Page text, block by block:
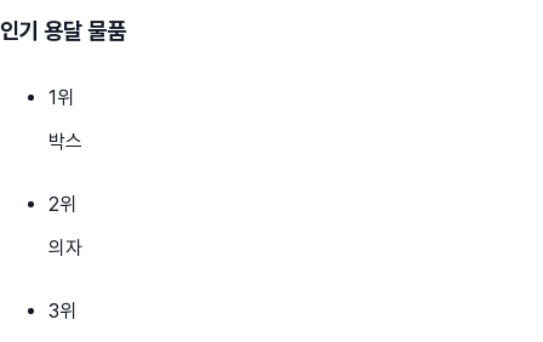
인기 용달 물품
1위
박스
2위
의자
3위